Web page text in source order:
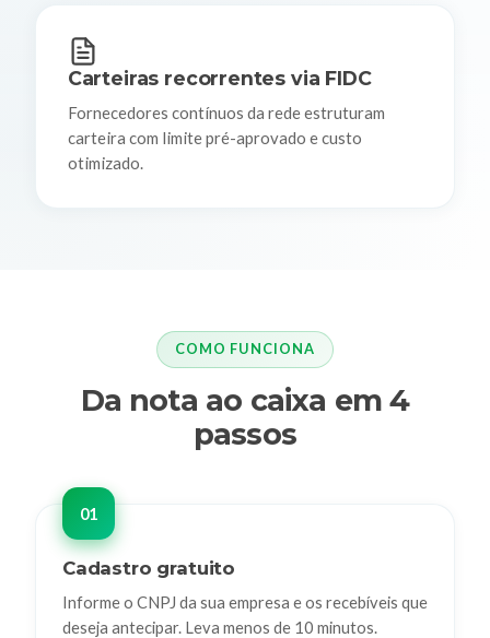
Carteiras recorrentes via FIDC
Fornecedores contínuos da rede estruturam
carteira com limite pré-aprovado e custo
otimizado.
COMO FUNCIONA
Da nota ao caixa em 4
passos
Cadastro gratuito
Informe o CNPJ da sua empresa e os recebíveis que
deseja antecipar. Leva menos de 10 minutos.